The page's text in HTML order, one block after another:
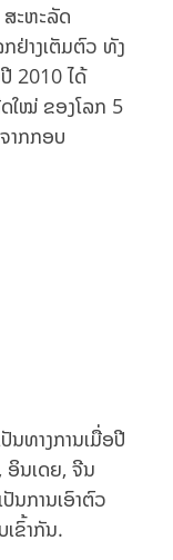
ະຫະລັດ
ກຢ່າງເຕັມຕົວ ທັງ
2010 ໄດ້
ໃໝ່ ຂອງໂລກ 5
າກກອບ
ນທາງການເມື່ອປີ
ອິນເດຍ, ຈີນ
ນການເອົາຕົວ
ຂົ້າກັນ.